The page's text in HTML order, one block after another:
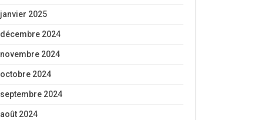
janvier 2025
décembre 2024
novembre 2024
octobre 2024
septembre 2024
août 2024